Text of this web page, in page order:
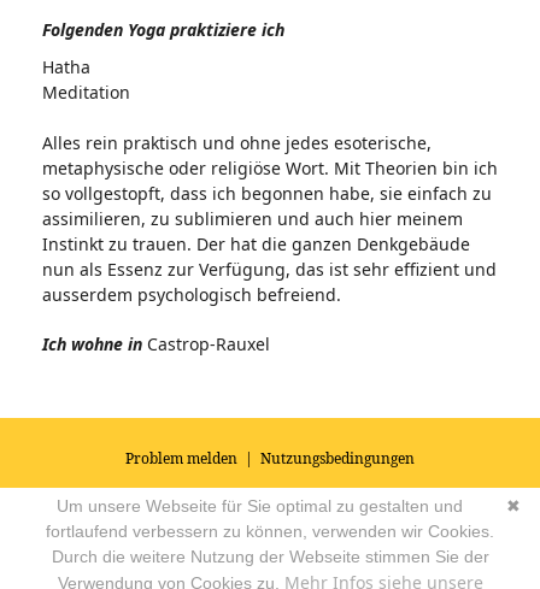
Folgenden Yoga praktiziere ich
Hatha
Meditation
Alles rein praktisch und ohne jedes esoterische,
metaphysische oder religiöse Wort. Mit Theorien bin ich
so vollgestopft, dass ich begonnen habe, sie einfach zu
assimilieren, zu sublimieren und auch hier meinem
Instinkt zu trauen. Der hat die ganzen Denkgebäude
nun als Essenz zur Verfügung, das ist sehr effizient und
ausserdem psychologisch befreiend.
Ich wohne in Castrop-Rauxel
Problem melden | Nutzungsbedingungen
© 2026Impressum|Datenschutz|AGB's| Yoga Vidya Community -
Forum für Yoga, Meditation und Ayurveda Powered by
✖
Um unsere Webseite für Sie optimal zu gestalten und
fortlaufend verbessern zu können, verwenden wir Cookies.
Durch die weitere Nutzung der Webseite stimmen Sie der
Verwendung von Cookies zu. Mehr Infos siehe unsere